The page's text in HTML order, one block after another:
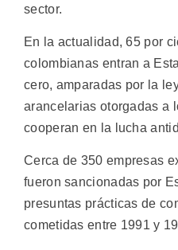
sector.
En la actualidad, 65 por
colombianas entran a
cero, amparadas por la
arancelarias otorgadas a
cooperan en la lucha
Cerca de 350 empresas
fueron sancionadas por
presuntas prácticas de
cometidas entre 1991 y